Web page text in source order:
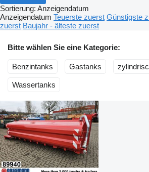
Sortierung: Anzeigendatum
Anzeigendatum Teuerste zuerst Günstigste
zuerst Baujahr - älteste zuerst
Bitte wählen Sie eine Kategorie:
Benzintanks Gastanks
Wassertanks